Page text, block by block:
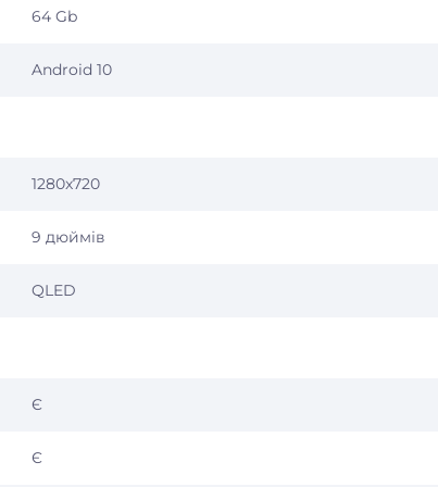
64 Gb
Android 10
1280x720
9 дюймів
QLED
Є
Є